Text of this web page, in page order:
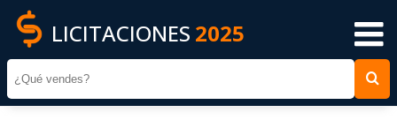
LICITACIONES 2025